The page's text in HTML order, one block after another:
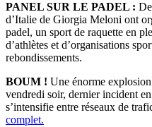
PANEL SUR LE PADEL :
d’Italie de Giorgia Meloni ont
padel, un sport de raquette en
d’athlètes et d’organisations
rebondissements.
BOUM ! Une énorme
vendredi soir, dernier incident
s’intensifie entre réseaux de
complet.